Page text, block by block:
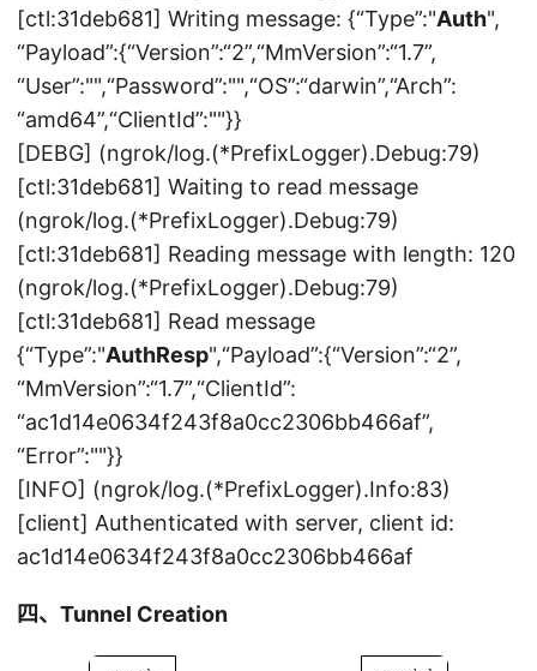
[ctl:31deb681] Writing message: {“Type”:"Auth",
“Payload”:{“Version”:“2”,“MmVersion”:“1.7”,
“User”:"",“Password”:"",“OS”:“darwin”,“Arch”:
“amd64”,“ClientId”:""}}
[DEBG] (ngrok/log.(*PrefixLogger).Debug:79)
[ctl:31deb681] Waiting to read message
(ngrok/log.(*PrefixLogger).Debug:79)
[ctl:31deb681] Reading message with length: 120
(ngrok/log.(*PrefixLogger).Debug:79)
[ctl:31deb681] Read message
{“Type”:"AuthResp",“Payload”:{“Version”:“2”,
“MmVersion”:“1.7”,“ClientId”:
“ac1d14e0634f243f8a0cc2306bb466af”,
“Error”:""}}
[INFO] (ngrok/log.(*PrefixLogger).Info:83)
[client] Authenticated with server, client id:
ac1d14e0634f243f8a0cc2306bb466af
四、Tunnel Creation